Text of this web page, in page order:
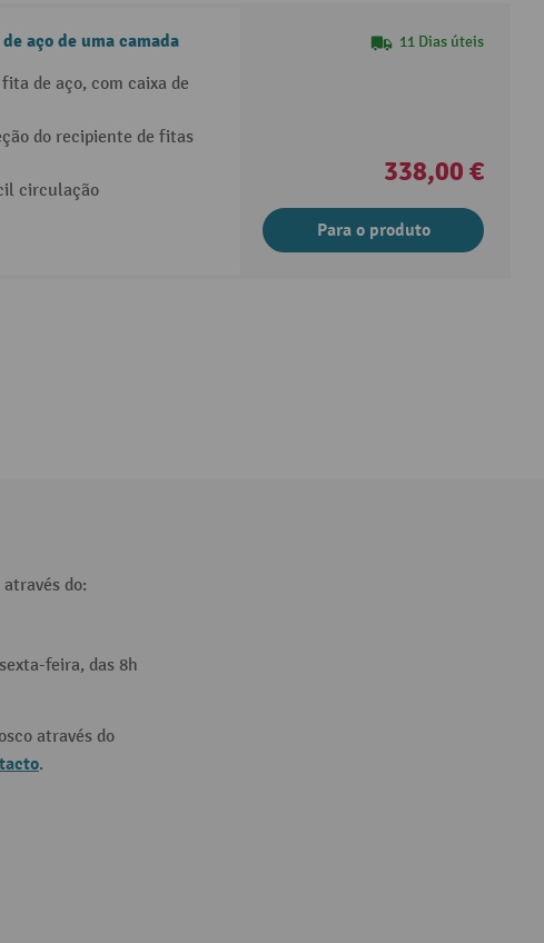
aço de uma camada
de aço, com caixa de
do recipiente de fitas
circulação
11 Dias úteis
338,00 €
Para o produto
do:
feira, das 8h
através do
.